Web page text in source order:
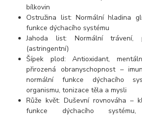
bílkovin
Ostružina list: Normální hladina
funkce dýchacího systému
Jahoda list: Normální trávení,
(astringentní)
Šípek plod: Antioxidant,
přirozená obranyschopnost –
normální funkce dýchacího
organismu, tonizace těla a mysli
Růže květ: Duševní rovnováha –
funkce dýchacího